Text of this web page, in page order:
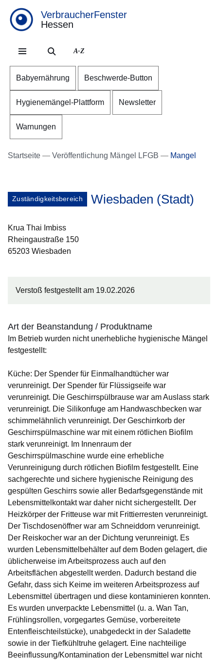
VerbraucherFenster
Hessen
A-Z
Babyernährung Beschwerde-Button
Hygienemängel-Plattform Newsletter
Warnungen
Startseite Veröffentlichung Mängel LFGB Mangel
Zuständigkeitsbereich Wiesbaden (Stadt)
Krua Thai Imbiss
Rheingaustraße 150
65203 Wiesbaden
Verstoß festgestellt am 19.02.2026
Art der Beanstandung / Produktname
Im Betrieb wurden nicht unerhebliche hygienische Mängel
festgestellt:
Küche: Der Spender für Einmalhandtücher war
verunreinigt. Der Spender für Flüssigseife war
verunreinigt. Die Geschirrspülbrause war am Auslass stark
verunreinigt. Die Silikonfuge am Handwaschbecken war
schimmelähnlich verunreinigt. Der Geschirrkorb der
Geschirrspülmaschine war mit einem rötlichen Biofilm
stark verunreinigt. Im Innenraum der
Geschirrspülmaschine wurde eine erhebliche
Verunreinigung durch rötlichen Biofilm festgestellt. Eine
sachgerechte und sichere hygienische Reinigung des
gespülten Geschirrs sowie aller Bedarfsgegenstände mit
Lebensmittelkontakt war daher nicht sichergestellt. Der
Heizkörper der Fritteuse war mit Frittierresten verunreinigt.
Der Tischdosenöffner war am Schneiddorn verunreinigt.
Der Reiskocher war an der Dichtung verunreinigt. Es
wurden Lebensmittelbehälter auf dem Boden gelagert, die
üblicherweise im Arbeitsprozess auch auf den
Arbeitsflächen abgestellt werden. Dadurch bestand die
Gefahr, dass sich Keime im weiteren Arbeitsprozess auf
Lebensmittel übertragen und diese kontaminieren konnten.
Es wurden unverpackte Lebensmittel (u. a. Wan Tan,
Frühlingsrollen, vorgegartes Gemüse, vorbereitete
Entenfleischteilstücke), unabgedeckt in der Saladette
sowie in der Tiefkühltruhe gelagert. Eine nachteilige
Beeinflussung/Kontamination der Lebensmittel war nicht